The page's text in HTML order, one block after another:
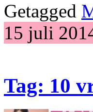
Getagged
15 juli
Tag: 10